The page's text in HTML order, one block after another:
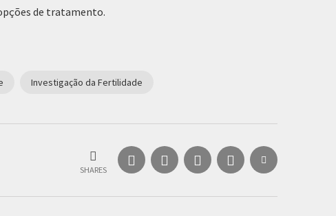
de tratamento.
Investigação da Fertilidade
SHARES